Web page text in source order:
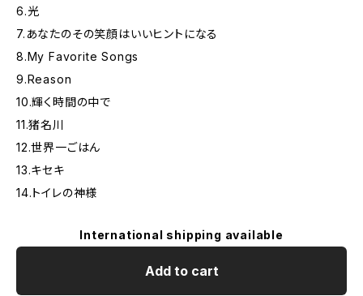
6.光
7.あなたのその笑顔はいいヒントになる
8.My Favorite Songs
9.Reason
10.輝く時間の中で
11.猪名川
12.世界一ごはん
13.キセキ
14.トイレの神様
International shipping available
Add to cart